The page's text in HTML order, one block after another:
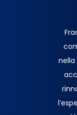
nella